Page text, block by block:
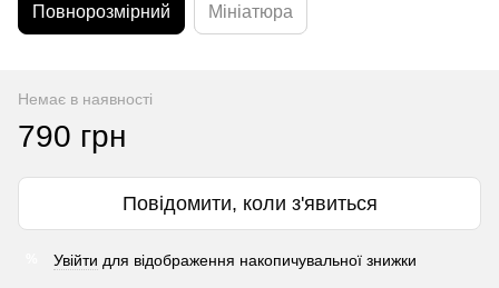
Повнорозмірний Мініатюра
Немає в наявності
790 грн
Повідомити, коли з'явиться
Увійти для відображення накопичувальної знижки